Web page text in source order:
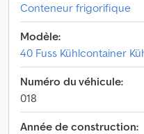
Conteneur frigorifique
Modèle:
40 Fuss Kühlcontainer
Numéro du véhicule:
018
Année de construction: